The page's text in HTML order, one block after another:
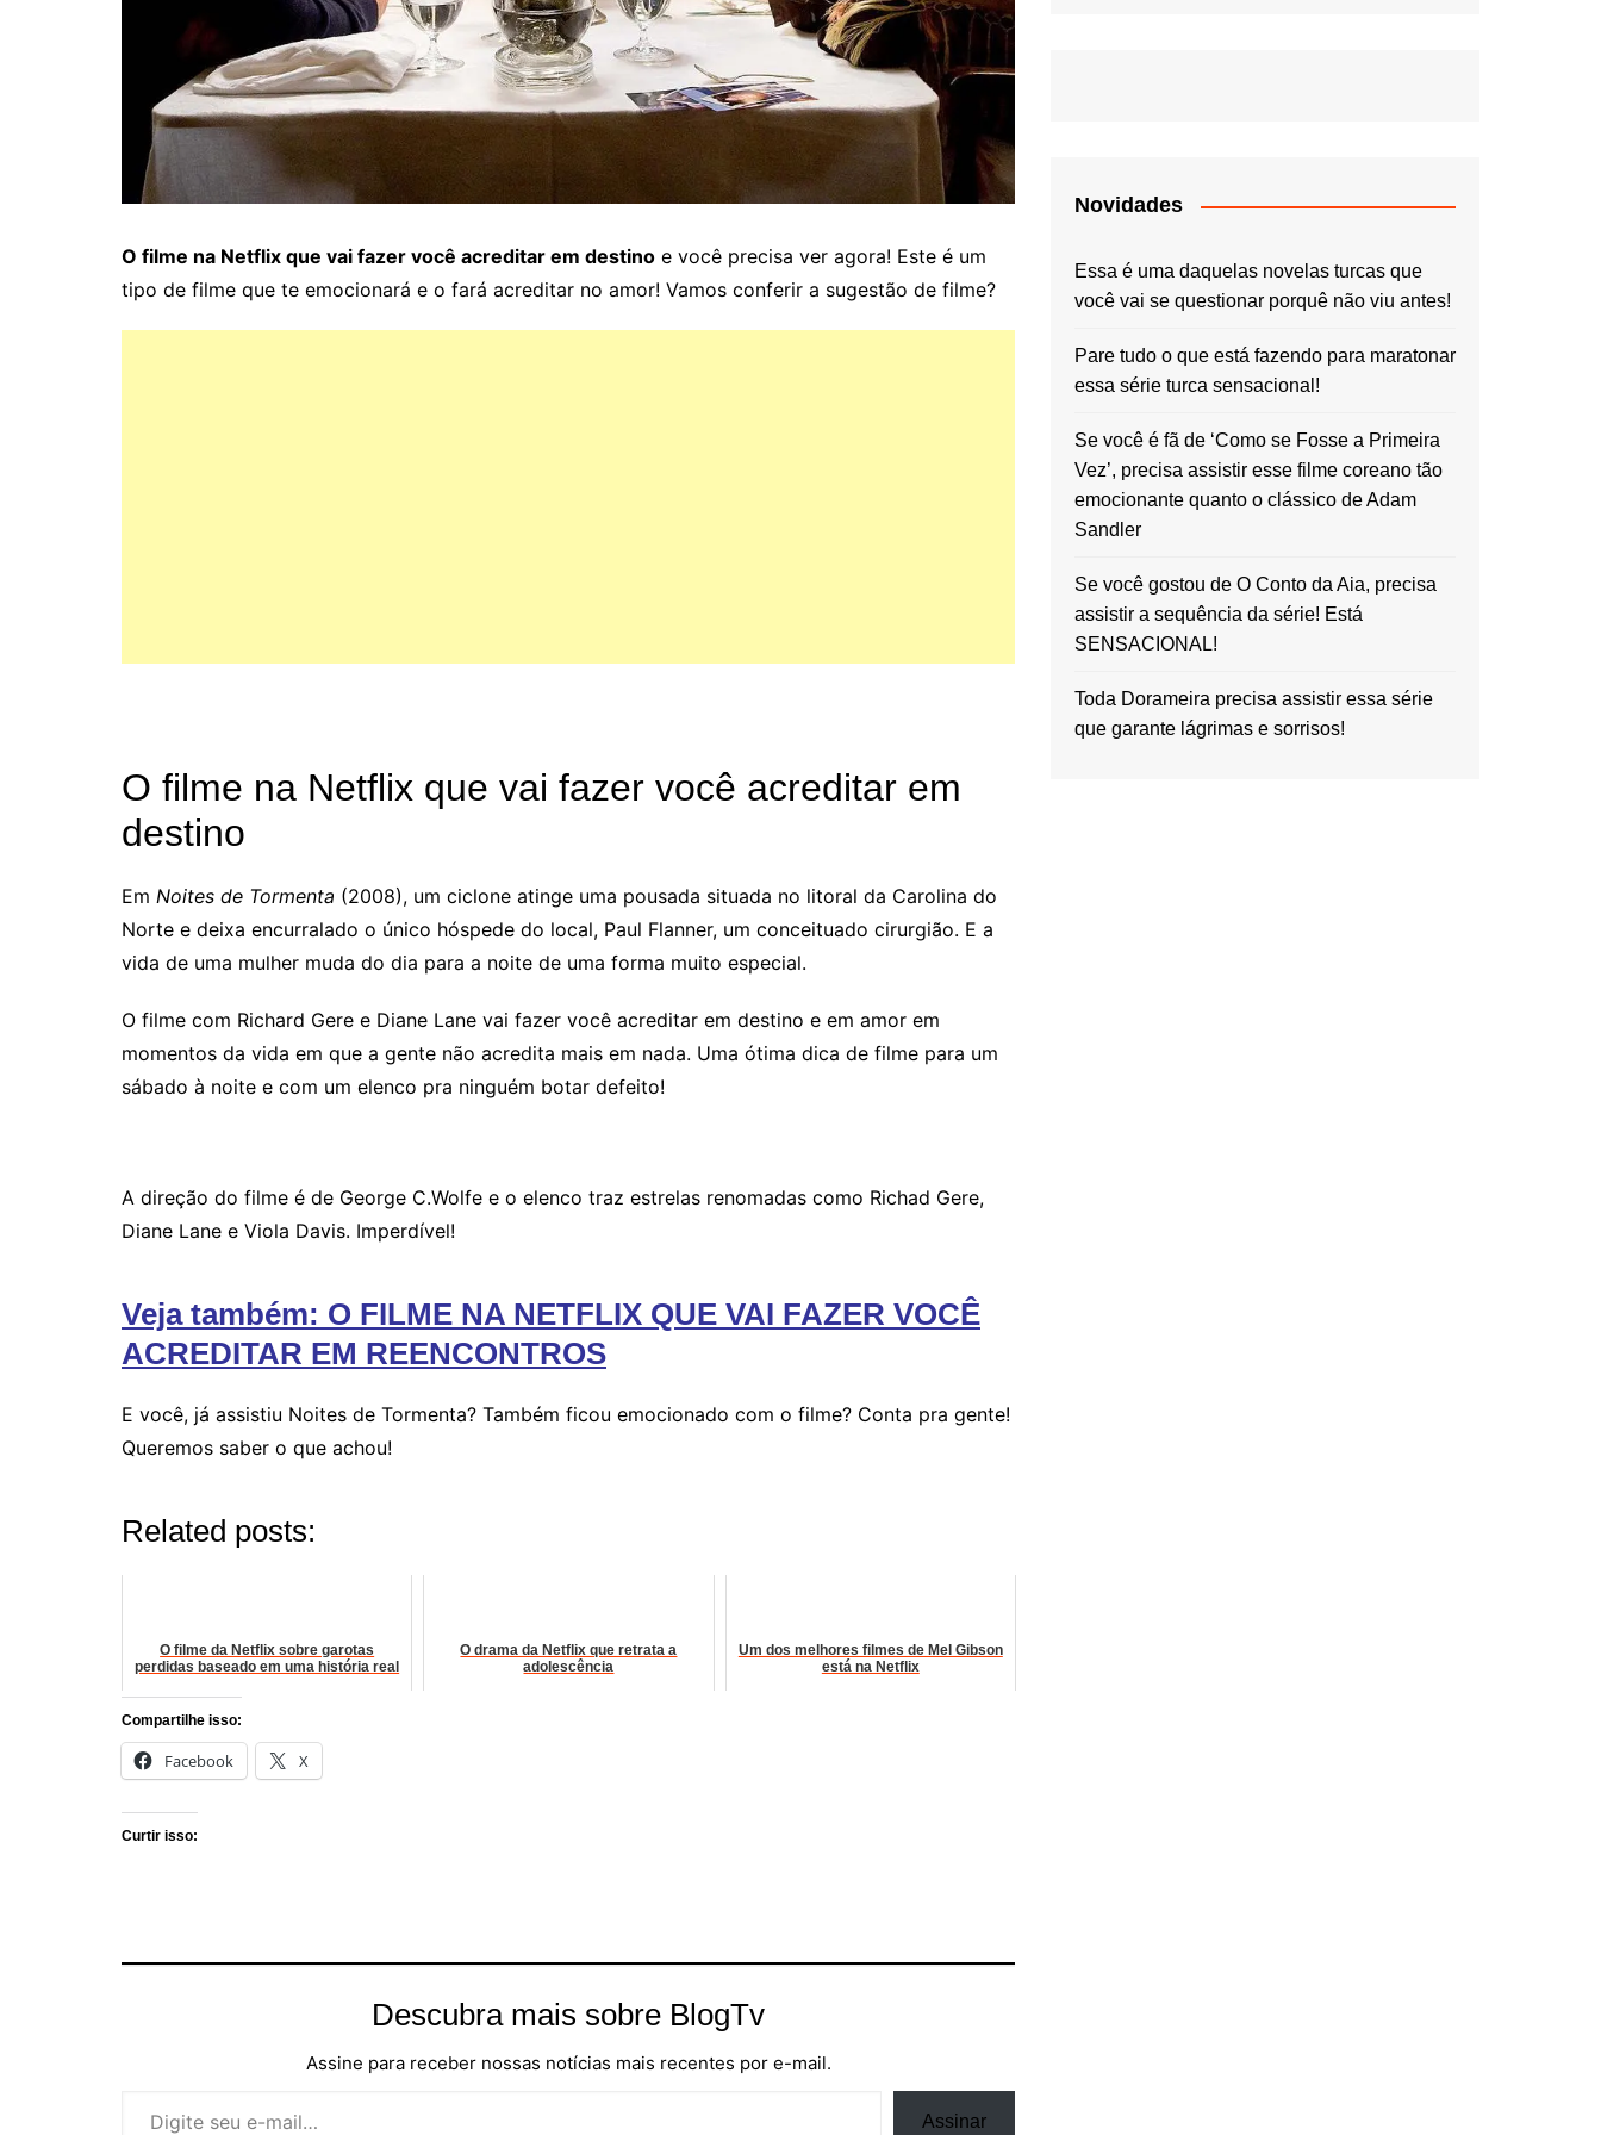
O filme na Netflix que vai fazer você acreditar em destino e você precisa ver agora! Este é um
tipo de filme que te emocionará e o fará acreditar no amor! Vamos conferir a sugestão de filme?
O filme na Netflix que vai fazer você acreditar em
destino
Em Noites de Tormenta (2008), um ciclone atinge uma pousada situada no litoral da Carolina do
Norte e deixa encurralado o único hóspede do local, Paul Flanner, um conceituado cirurgião. E a
vida de uma mulher muda do dia para a noite de uma forma muito especial.
O filme com Richard Gere e Diane Lane vai fazer você acreditar em destino e em amor em
momentos da vida em que a gente não acredita mais em nada. Uma ótima dica de filme para um
sábado à noite e com um elenco pra ninguém botar defeito!
A direção do filme é de George C.Wolfe e o elenco traz estrelas renomadas como Richad Gere,
Diane Lane e Viola Davis. Imperdível!
Veja também: O FILME NA NETFLIX QUE VAI FAZER VOCÊ
ACREDITAR EM REENCONTROS
E você, já assistiu Noites de Tormenta? Também ficou emocionado com o filme? Conta pra gente!
Queremos saber o que achou!
Related posts:
O filme da Netflix sobre garotas
perdidas baseado em uma história real
O drama da Netflix que retrata a
adolescência
Um dos melhores filmes de Mel Gibson
está na Netflix
Compartilhe isso:
Facebook X
Curtir isso:
Descubra mais sobre BlogTv
Assine para receber nossas notícias mais recentes por e-mail.
Assinar
Novidades
Essa é uma daquelas novelas turcas que
você vai se questionar porquê não viu antes!
Pare tudo o que está fazendo para maratonar
essa série turca sensacional!
Se você é fã de ‘Como se Fosse a Primeira
Vez’, precisa assistir esse filme coreano tão
emocionante quanto o clássico de Adam
Sandler
Se você gostou de O Conto da Aia, precisa
assistir a sequência da série! Está
SENSACIONAL!
Toda Dorameira precisa assistir essa série
que garante lágrimas e sorrisos!